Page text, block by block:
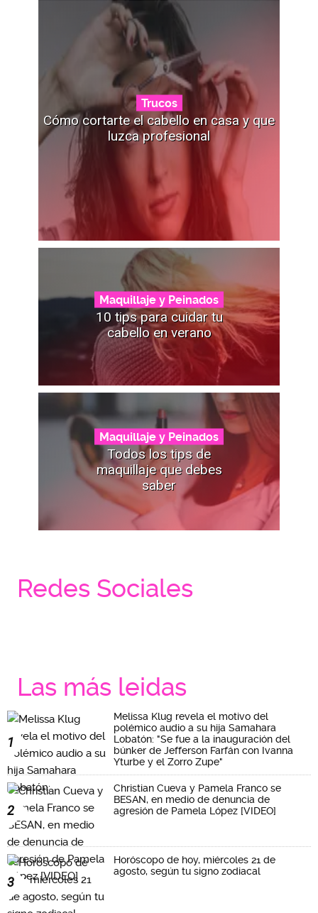
Trucos
Cómo cortarte el cabello en casa y que
luzca profesional
Maquillaje y Peinados
10 tips para cuidar tu
cabello en verano
Maquillaje y Peinados
Todos los tips de
maquillaje que debes
saber
Redes Sociales
Las más leidas
1
Melissa Klug revela el motivo del
polémico audio a su hija Samahara
Lobatón: "Se fue a la inauguración del
búnker de Jefferson Farfán con Ivanna
Yturbe y el Zorro Zupe"
2
Christian Cueva y Pamela Franco se
BESAN, en medio de denuncia de
agresión de Pamela López [VIDEO]
3
Horóscopo de hoy, miércoles 21 de
agosto, según tu signo zodiacal